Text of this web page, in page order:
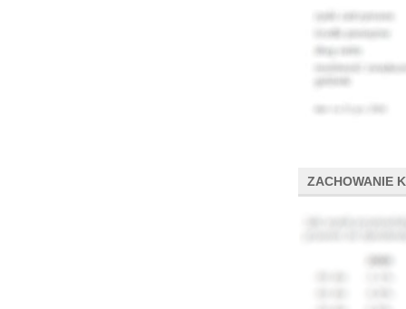
ZACHOWANIE